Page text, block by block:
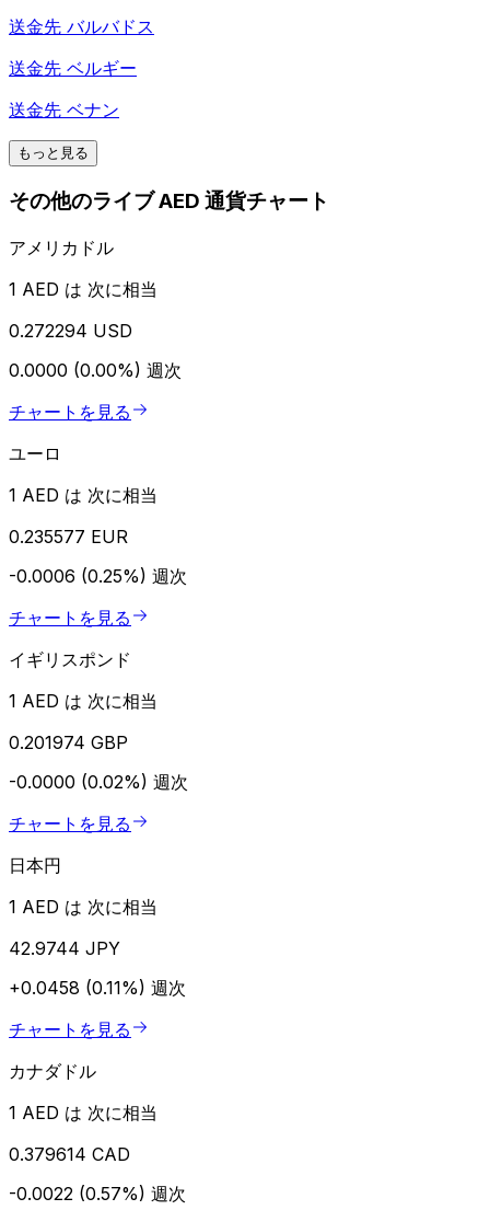
送金先 バルバドス
送金先 ベルギー
送金先 ベナン
もっと見る
その他のライブ AED 通貨チャート
アメリカドル
1 AED は 次に相当
0.272294 USD
0.0000 (0.00%) 週次
チャートを見る
ユーロ
1 AED は 次に相当
0.235577 EUR
-0.0006 (0.25%) 週次
チャートを見る
イギリスポンド
1 AED は 次に相当
0.201974 GBP
-0.0000 (0.02%) 週次
チャートを見る
日本円
1 AED は 次に相当
42.9744 JPY
+0.0458 (0.11%) 週次
チャートを見る
カナダドル
1 AED は 次に相当
0.379614 CAD
-0.0022 (0.57%) 週次